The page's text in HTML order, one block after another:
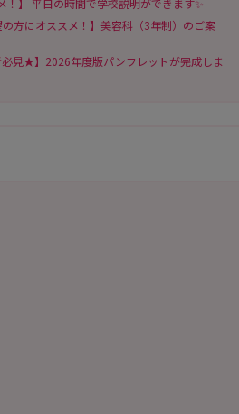
！】 平日の時間で学校説明ができます✨
の方にオススメ！】美容科（3年制）のご案
見★】2026年度版パンフレットが完成しま